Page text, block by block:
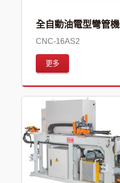
全自動油電型彎管機
CNC-16AS2
更多